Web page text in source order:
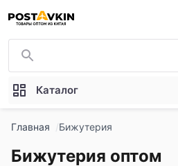
Перейти к основному
Каталог
Главная Бижутерия
Бижутерия оптом